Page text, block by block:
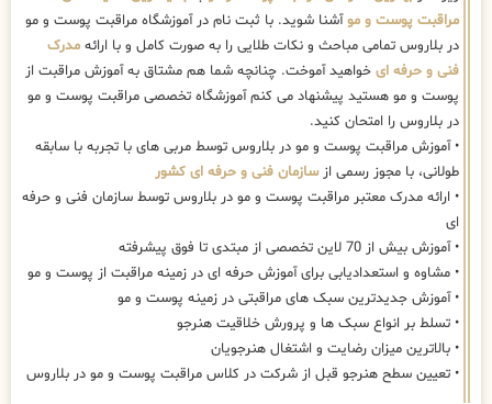
مراقبت پوست و موآشنا شوید. با ثبت نام در آموزشگاه مراقبت پوست و مو
در بلاروس تمامی مباحث و نکات طلایی را به صورت کامل و با ارائه مدرک
فنی و حرفه ای خواهید آموخت. چنانچه شما هم مشتاق به آموزش مراقبت از
پوست و مو هستید پیشنهاد می کنم آموزشگاه تخصصی مراقبت پوست و مو
در بلاروس را امتحان کنید.
• آموزش مراقبت پوست و مو در بلاروس توسط مربی های با تجربه با سابقه
طولانی، با مجوز رسمی ازسازمان فنی و حرفه ای کشور
• ارائه مدرک معتبر مراقبت پوست و مو در بلاروس توسط سازمان فنی و حرفه
ای
• آموزش بیش از 70 لاین تخصصی از مبتدی تا فوق پیشرفته
• مشاوه و استعدادیابی برای آموزش حرفه ای در زمینه مراقبت از پوست و مو
• آموزش جدیدترین سبک های مراقبتی در زمینه پوست و مو
• تسلط بر انواع سبک ها و پرورش خلاقیت هنرجو
• بالاترین میزان رضایت و اشتغال هنرجویان
• تعیین سطح هنرجو قبل از شرکت در کلاس مراقبت پوست و مو در بلاروس